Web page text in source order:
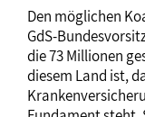
Den möglichen
GdS-
die 73 Millionen
diesem Land ist,